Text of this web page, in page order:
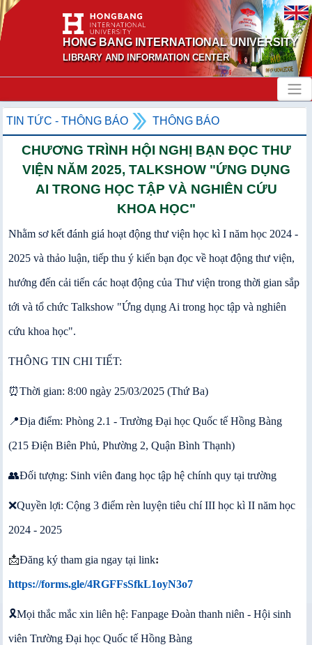
HONG BANG INTERNATIONAL UNIVERSITY
LIBRARY AND INFORMATION CENTER
TIN TỨC - THÔNG BÁO THÔNG BÁO
CHƯƠNG TRÌNH HỘI NGHỊ BẠN ĐỌC THƯ
VIỆN NĂM 2025, TALKSHOW "ỨNG DỤNG
AI TRONG HỌC TẬP VÀ NGHIÊN CỨU
KHOA HỌC"
Nhằm sơ kết đánh giá hoạt động thư viện học kì I năm học 2024 -
2025 và thảo luận, tiếp thu ý kiến bạn đọc về hoạt động thư viện,
hướng đến cải tiến các hoạt động của Thư viện trong thời gian sắp
tới và tổ chức Talkshow "Ứng dụng Ai trong học tập và nghiên
cứu khoa học".
THÔNG TIN CHI TIẾT:
⏰️Thời gian: 8:00 ngày 25/03/2025 (Thứ Ba)
📍Địa điểm: Phòng 2.1 - Trường Đại học Quốc tế Hồng Bàng
(215 Điện Biên Phủ, Phường 2, Quận Bình Thạnh)
👥️Đối tượng: Sinh viên đang học tập hệ chính quy tại trường
❌️Quyền lợi: Cộng 3 điểm rèn luyện tiêu chí III học kì II năm học
2024 - 2025
📩Đăng ký tham gia ngay tại link:
https://forms.gle/4RGFFsSfkL1oyN3o7
🎗Mọi thắc mắc xin liên hệ: Fanpage Đoàn thanh niên - Hội sinh
viên Trường Đại học Quốc tế Hồng Bàng